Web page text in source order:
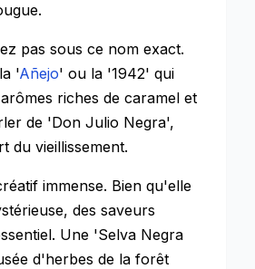
pas sous ce nom exact.
'Añejo' ou la '1942' qui
riches de caramel et
de 'Don Julio Negra',
du vieillissement.
immense. Bien qu'elle
des saveurs
Une 'Selva Negra
d'herbes de la forêt